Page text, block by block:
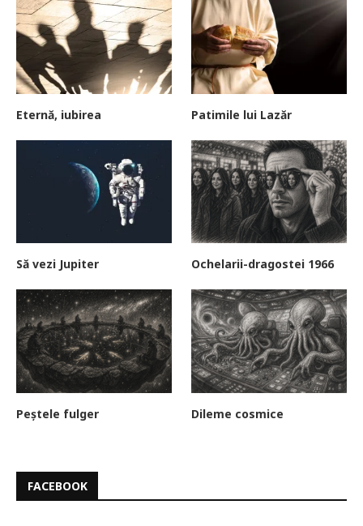
Eternă, iubirea Patimile lui Lazăr
Să vezi Jupiter Ochelarii-dragostei 1966
Peștele fulger Dileme cosmice
FACEBOOK